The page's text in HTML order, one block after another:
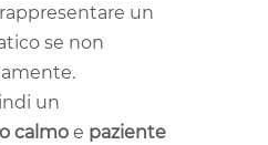
un
se non
un
calmoe paziente